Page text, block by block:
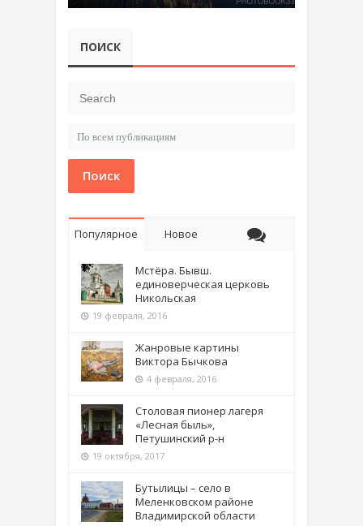
ПОИСК
Поиск
Популярное Новое
Мстёра. Бывш.
единоверческая церковь
Никольская
19 февраля, 2016
Жанровые картины
Виктора Бычкова
4 февраля, 2016
Столовая пионер лагеря
«Лесная быль»,
Петушинский р-н
19 октября, 2017
Бутылицы – село в
Меленковском районе
Владимирской области